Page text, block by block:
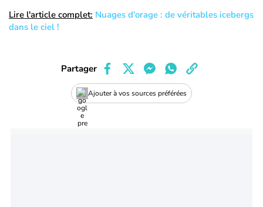
Lire l'article complet: Nuages d'orage : de véritables icebergs
dans le ciel !
Ajouter à vos sources préférées
Partager